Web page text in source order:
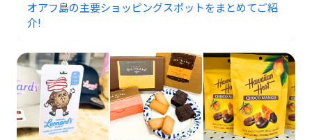
オアフ島の主要ショッピングスポットをまとめてご紹
介!